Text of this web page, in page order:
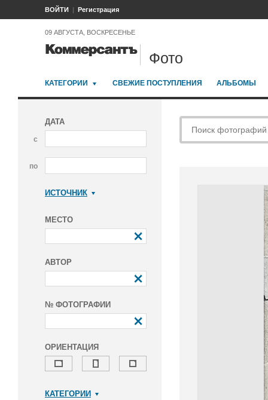
ВОЙТИ Регистрация
09 АВГУСТА, ВОСКРЕСЕНЬЕ
Фото
КАТЕГОРИИ СВЕЖИЕ ПОСТУПЛЕНИЯ АЛЬБОМЫ
ДАТА
с
по
ИСТОЧНИК
МЕСТО
АВТОР
№ ФОТОГРАФИИ
ОРИЕНТАЦИЯ
КАТЕГОРИИ